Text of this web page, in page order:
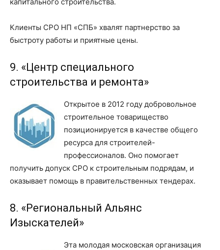
Клиенты СРО НП «СПБ» хвалят партнерство за
быстроту работы и приятные цены.
9. «Центр специального
строительства и ремонта»
Открытое в 2012 году добровольное
строительное товарищество
позиционируется в качестве общего
ресурса для строителей-
профессионалов. Оно помогает
получить допуск СРО к строительным подрядам, и
оказывает помощь в правительственных тендерах.
8. «Региональный Альянс
Изыскателей»
Эта молодая московская организация